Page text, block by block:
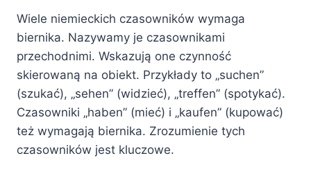
Wiele niemieckich czasowników wymaga
biernika. Nazywamy je czasownikami
przechodnimi. Wskazują one czynność
skierowaną na obiekt. Przykłady to „suchen”
(szukać), „sehen” (widzieć), „treffen” (spotykać).
Czasowniki „haben” (mieć) i „kaufen” (kupować)
też wymagają biernika. Zrozumienie tych
czasowników jest kluczowe.